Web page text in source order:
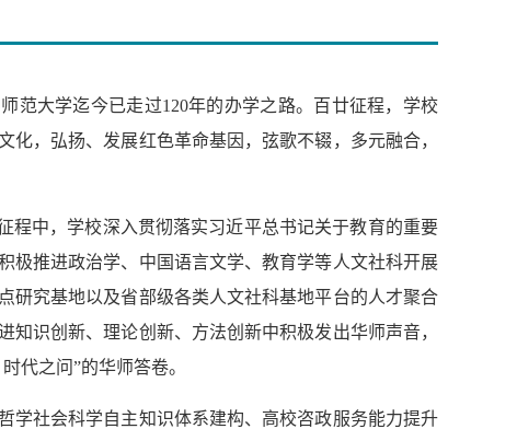
范大学迄今已走过120年的办学之路。百廿征程，学校
，弘扬、发展红色革命基因，弦歌不辍，多元融合，
程中，学校深入贯彻落实习近平总书记关于教育的重要
极推进政治学、中国语言文学、教育学等人文社科开展
研究基地以及省部级各类人文社科基地平台的人才聚合
识创新、理论创新、方法创新中积极发出华师声音，
代之问”的华师答卷。
学社会科学自主知识体系建构、高校咨政服务能力提升